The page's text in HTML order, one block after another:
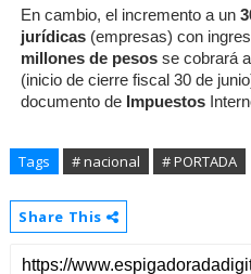
En cambio, el incremento a un
jurídicas(empresas) con
millones de pesosse cobrará
(inicio de cierre fiscal 30 de
documento de Impuestos
Tags # nacional # PORTADA
Share This